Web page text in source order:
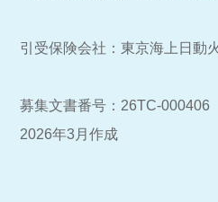
引受保険会社：東京海上日動
募集文書番号：26TC-000406
2026年3月作成